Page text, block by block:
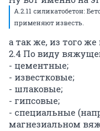
А.2.11 силикатобетон:
применяют известь.
а так же, из того же
2.4 По виду
- цементные;
- известковые;
- шлаковые;
- гипсовые;
- специальные
магнезиальном